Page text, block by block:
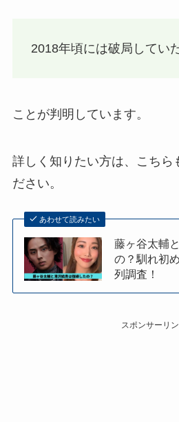
2018年頃には破局してい
ことが判明しています。
詳しく知りたい方は、こちら
ださい。
あわせて読みたい
藤ヶ谷太輔
の？馴れ初
列調査！
スポンサーリ